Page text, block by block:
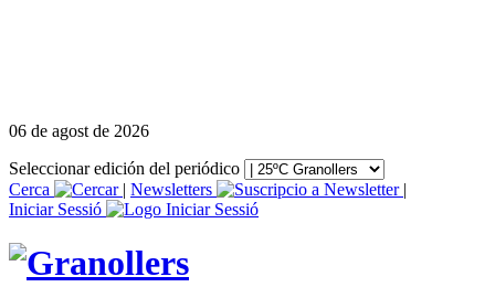
06 de agost de 2026
Seleccionar edición del periódico
Cerca
| Newsletters
|
Iniciar Sessió